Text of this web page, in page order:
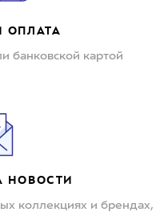
ОПЛАТА
банковской картой
НОВОСТИ
коллекциях и брендах,